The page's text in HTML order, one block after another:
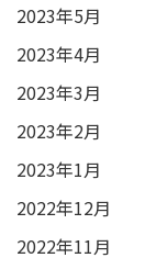
2023年5月
2023年4月
2023年3月
2023年2月
2023年1月
2022年12月
2022年11月